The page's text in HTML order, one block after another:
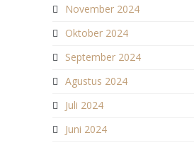
November 2024
Oktober 2024
September 2024
Agustus 2024
Juli 2024
Juni 2024